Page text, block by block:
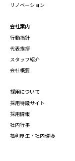
リノベーション
会社案内
行動指針
代表挨拶
スタッフ紹介
会社概要
採用について
採用特設サイト
採用情報
社内行事
福利厚生・社内環境